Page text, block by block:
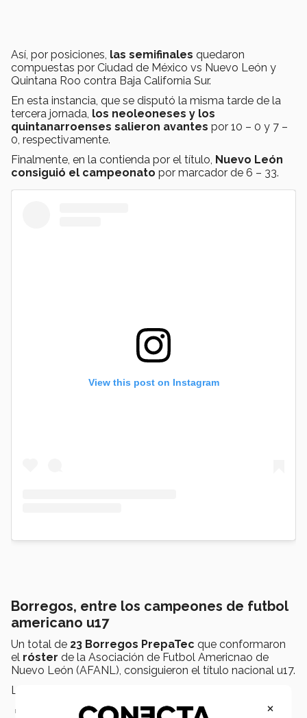
Así, por posiciones, las semifinales quedaron
compuestas por Ciudad de México vs Nuevo León y
Quintana Roo contra Baja California Sur.
En esta instancia, que se disputó la misma tarde de la
tercera jornada, los neoleoneses y los
quintanarroenses salieron avantes por 10 – 0 y 7 –
0, respectivamente.
Finalmente, en la contienda por el título, Nuevo León
consiguió el campeonato por marcador de 6 – 33.
View this post on Instagram
Borregos, entre los campeones de futbol
americano u17
Un total de 23 Borregos PrepaTec que conformaron
el róster de la Asociación de Futbol Americnao de
Nuevo León (AFANL), consiguieron el título nacional u17.
Los
DB, Daniel Ornelas Rodríguez
×